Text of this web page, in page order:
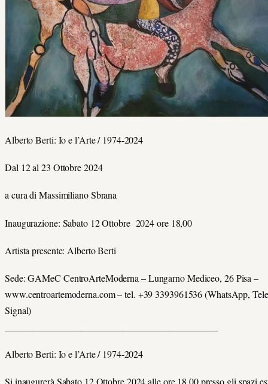
Alberto Berti: Io e l’Arte / 1974-2024
Dal 12 al 23 Ottobre 2024
a cura di Massimiliano Sbrana
Inaugurazione: Sabato 12 Ottobre 2024 ore 18,00
Artista presente: Alberto Berti
Sede: GAMeC CentroArteModerna – Lungarno Mediceo, 26 Pisa –
www.centroartemoderna.com – tel. +39 3393961536 (WhatsApp,
Signal)
Alberto Berti: Io e l’Arte / 1974-2024